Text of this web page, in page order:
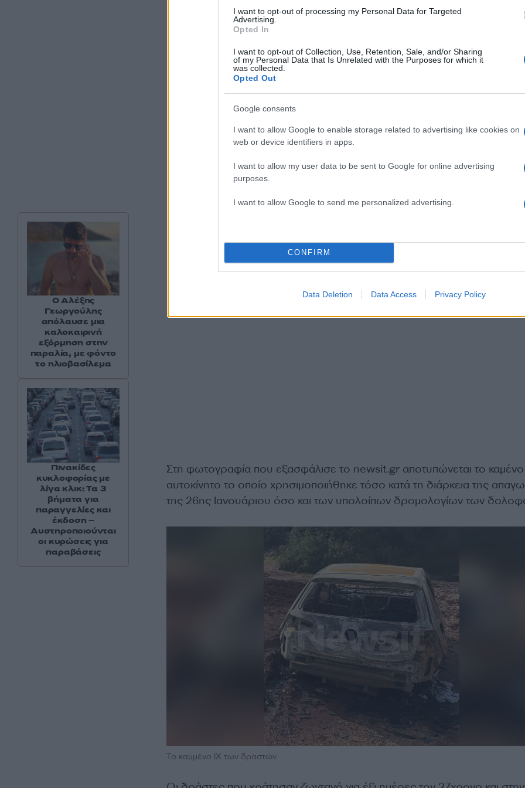
I want to opt-out of processing my Personal Data for Targeted
Advertising.
Opted In
I want to opt-out of Collection, Use, Retention, Sale, and/or Sharing
of my Personal Data that Is Unrelated with the Purposes for which it
was collected.
Opted Out
Google consents
I want to allow Google to enable storage related to advertising like cookies on
web or device identifiers in apps.
I want to allow my user data to be sent to Google for online advertising
purposes.
I want to allow Google to send me personalized advertising.
CONFIRM
Data Deletion Data Access Privacy Policy
Στη φωτογραφία που εξασφάλισε το newsit.gr αποτυπώνεται το καμένο
αυτοκίνητο το οποίο χρησιμοποιήθηκε τόσο κατά τη διάρκεια της
της 26ης Ιανουάριου όσο και των υπολοίπων δρομολογίων των
Το καμμένο ΙΧ των δραστών
Ο Αλέξης
Γεωργούλης
απόλαυσε μια
καλοκαιρινή
εξόρμηση στην
παραλία, με φόντο
το ηλιοβασίλεμα
Πινακίδες
κυκλοφορίας με
λίγα κλικ: Τα 3
βήματα για
παραγγελίες και
έκδοση –
Αυστηροποιούνται
οι κυρώσεις για
παραβάσεις